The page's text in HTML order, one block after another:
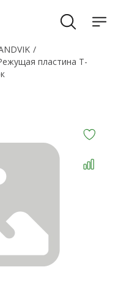
пластина T-